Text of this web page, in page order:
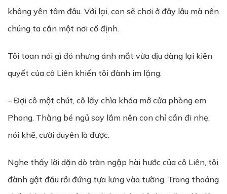
không yên tâm đâu. Với lại, con sẽ chơi ở đây lâu mà nên
chúng ta cần một nơi cố định.
Tôi toan nói gì đó nhưng ánh mắt vừa dịu dàng lại kiên
quyết của cô Liên khiến tôi đành im lặng.
– Đợi cô một chút, cô lấy chìa khóa mở cửa phòng em
Phong. Thằng bé ngủ say lắm nên con chỉ cần đi nhẹ,
nói khẽ, cười duyên là được.
Nghe thấy lời dặn dò tràn ngập hài hước của cô Liên, tôi
đành gật đầu rồi đứng tựa lưng vào tường. Trong thoáng